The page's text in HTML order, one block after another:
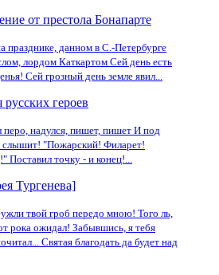
от престола Бонапарте
празднике, данном в С.-Петербурге
лордом Каткартом Сей день есть
Сей грозный день земле явил...
героев
надулся, пишет, пишет И под
слышит! "Пожарский! Филарет!
Поставил точку - и конец!...
Тургенева]
твой гроб передо мною! Того ль,
рока ожидал! Забывшись, я тебя
Святая благодать да будет над